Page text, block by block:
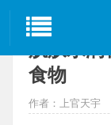
当前位置：
食物
作者：上官天宇